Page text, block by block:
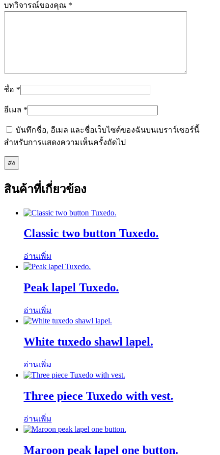
บทวิจารณ์ของคุณ *
ชื่อ *
อีเมล *
บันทึกชื่อ, อีเมล และชื่อเว็บไซต์ของฉันบนเบราว์เซอร์นี้
สำหรับการแสดงความเห็นครั้งถัดไป
สินค้าที่เกี่ยวข้อง
Classic two button Tuxedo.
อ่านเพิ่ม
Peak lapel Tuxedo.
อ่านเพิ่ม
White tuxedo shawl lapel.
อ่านเพิ่ม
Three piece Tuxedo with vest.
อ่านเพิ่ม
Maroon peak lapel one button.